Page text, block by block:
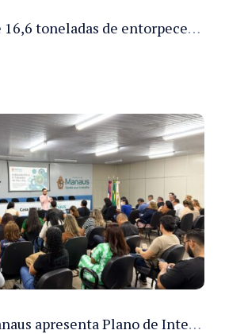
PMAM apreende 16,6 toneladas de entorpecentes e registra aumento nas prisões em flagrante e nas capturas de foragidos no primeiro semestre de 2026
Prefeitura de Manaus apresenta Plano de Integridade da CGM e qualifica servidores para governança e conformidade no biênio 2027-2028